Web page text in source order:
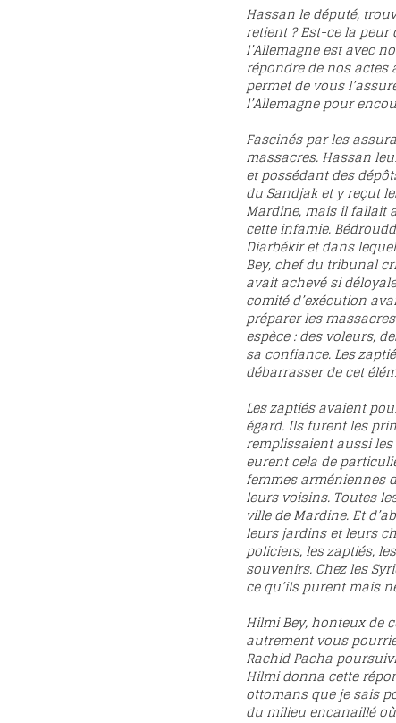
Hassan le député,
retient ? Est-ce la
l’Allemagne est avec
répondre de nos actes
permet de vous
l’Allemagne pour
Fascinés par les
massacres. Hassan
et possédant des
du Sandjak et y reçut
Mardine, mais il fallait
cette infamie.
Diarbékir et dans
Bey, chef du tribunal
avait achevé si
comité d’exécution
préparer les
espèce : des voleurs,
sa confiance. Les
débarrasser de cet
Les zaptiés avaient
égard. Ils furent les
remplissaient aussi
eurent cela de
femmes arméniennes
leurs voisins. Toutes
ville de Mardine. Et
leurs jardins et leurs
policiers, les zaptiés,
souvenirs. Chez les
ce qu’ils purent mais
Hilmi Bey, honteux de
autrement vous
Rachid Pacha
Hilmi donna cette
ottomans que je sais
du milieu encanaillé